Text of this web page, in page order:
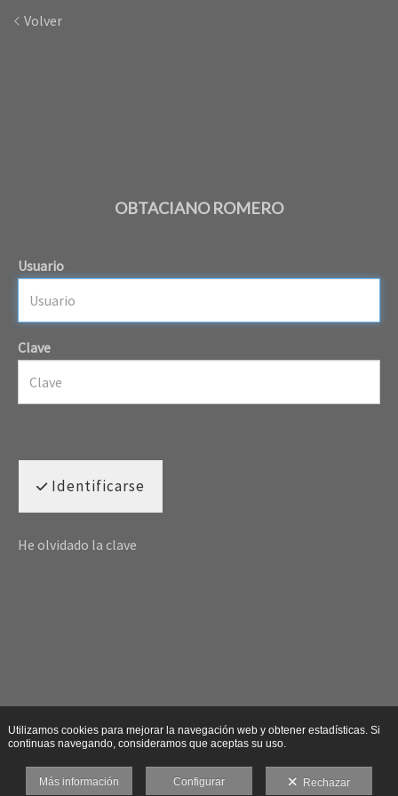
Volver
OBTACIANO ROMERO
Usuario
Clave
Identificarse
He olvidado la clave
Utilizamos cookies para mejorar la navegación web y obtener estadísticas. Si
continuas navegando, consideramos que aceptas su uso.
Más información Configurar Rechazar